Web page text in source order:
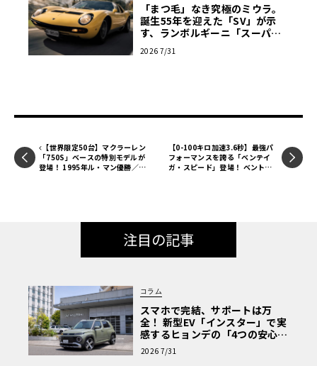
「まつ毛」なき究極のミウラ。
誕生55年を迎えた「SV」が示
す、ランボルギーニ「スーパ
2026 7/31
【世界限定50台】マクラーレン
「750S」ベースの特別モデルが
登場！ 1995年ル・マン優勝／ト
【0-100キロ加速3.6秒】最強パ
フォーマンスを誇る「ベンテイ
ガ・スピード」登場！ ベントレ
注目の記事
コラム
スマホで完結、サポートは万
全！ 新型EV「インスター」で実
感するヒョンデの「4つの安心」
【第1回・ヒョンデ6つの疑問：
Why? Hyundai?】〈PR〉
2026 7/31